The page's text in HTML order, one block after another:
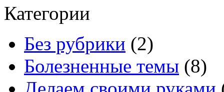
Категории
Без рубрики (2)
Болезненные темы (8)